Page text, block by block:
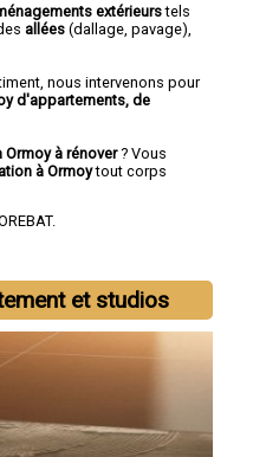
extérieurstels
allées (dallage, pavage),
nous intervenons pour
d'appartements, de
à rénover? Vous
à Ormoytout corps
et studios